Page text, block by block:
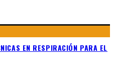
EN RESPIRACIÓN PARA EL